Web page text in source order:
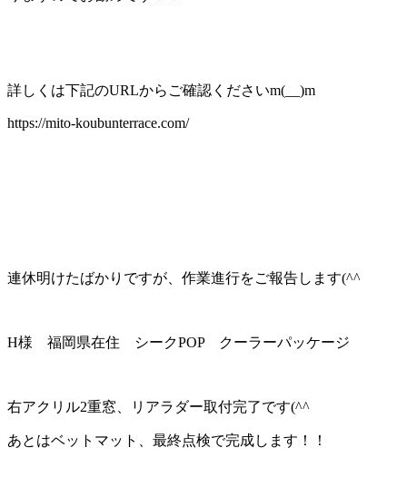
詳しくは下記のURLからご確認くださいm(__)m
https://mito-koubunterrace.com/
連休明けたばかりですが、作業進行をご報告します(^^ゞ
H様 福岡県在住 シークPOP クーラーパッケージ
右アクリル2重窓、リアラダー取付完了です(^^ゞ
あとはベットマット、最終点検で完成します！！